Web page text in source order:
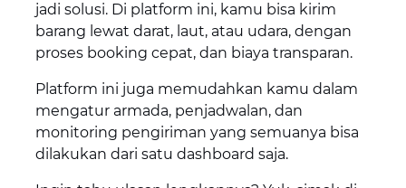
jadi solusi. Di platform ini, kamu bisa kirim
barang lewat darat, laut, atau udara, dengan
proses booking cepat, dan biaya transparan.
Platform ini juga memudahkan kamu dalam
mengatur armada, penjadwalan, dan
monitoring pengiriman yang semuanya bisa
dilakukan dari satu dashboard saja.